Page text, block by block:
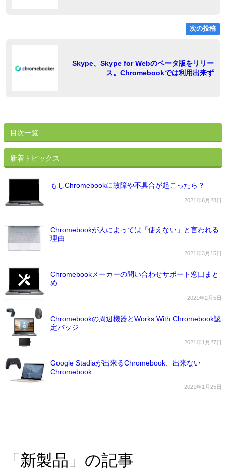
次の投稿
Skype、Skype for Webのベータ版をリリー
ス。Chromebookでは利用出来ず
目次一覧
新着トピックス
もしChromebookに故障や不具合が起こったら？
2021年6月28日
Chromebookが人によっては「使えない」と言われる
理由
2021年3月15日
Chromebookメーカーの問い合わせサポート窓口まと
め
2021年2月5日
Chromebookの周辺機器とWorks With Chromebook認
定バッジ
2021年1月27日
Google Stadiaが出来るChromebook、出来ない
Chromebook
2021年1月25日
「新製品」の記事